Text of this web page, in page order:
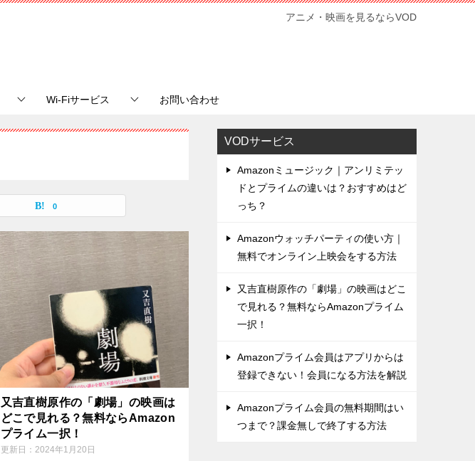
アニメ・映画を見るならVOD
Wi-Fiサービス お問い合わせ
0
又吉直樹原作の「劇場」の映画は
どこで見れる？無料ならAmazon
プライム一択！
更新日： 2024年1月20日
VODサービス
Amazonミュージック｜アンリミテッ
ドとプライムの違いは？おすすめはど
っち？
Amazonウォッチパーティの使い方｜
無料でオンライン上映会をする方法
又吉直樹原作の「劇場」の映画はどこ
で見れる？無料ならAmazonプライム
一択！
Amazonプライム会員はアプリからは
登録できない！会員になる方法を解説
Amazonプライム会員の無料期間はい
つまで？課金無しで終了する方法